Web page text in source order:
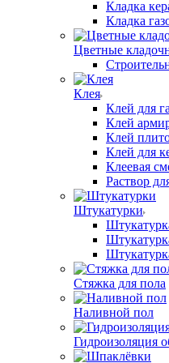
Кладка
Кладка
Цветные
Клея
Клей для
Клей
Клей
Клей для
Клеевая
Раствор
Штукатурки
Стяжка для пола
Наливной пол
Гидроизоляция